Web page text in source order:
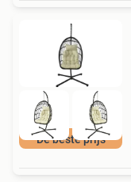
De beste prijs